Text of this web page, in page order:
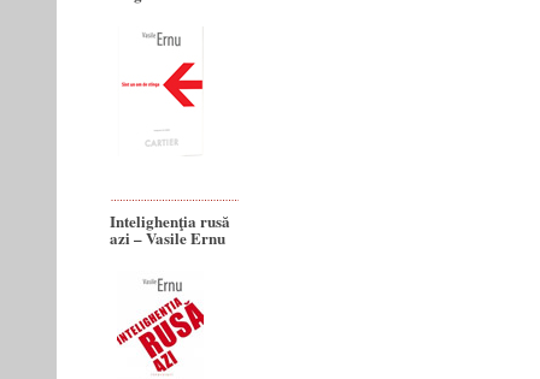
Intelighenţia rusă
azi – Vasile Ernu